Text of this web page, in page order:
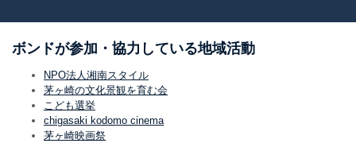
ボンドが参加・協力している地域活動
NPO法人湘南スタイル
茅ヶ崎の文化景観を育む会
こども選挙
chigasaki kodomo cinema
茅ヶ崎映画祭